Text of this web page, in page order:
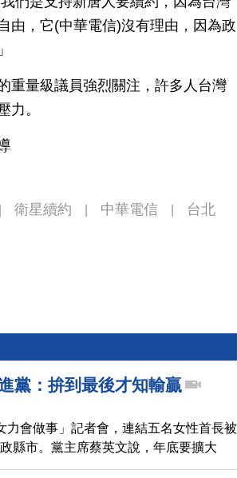
由，它(中華電信)沒有理由，因為政
重量級議員強烈關注，許多人台灣
力。
衛星續約 中華電信
台北
黨：拚到最後才知輸贏
力會做事」記者會，連結五名女性首長被
縣市。黨主席蔡英文說，年底要擴大
央或地方，執政成績都經得起考驗。至